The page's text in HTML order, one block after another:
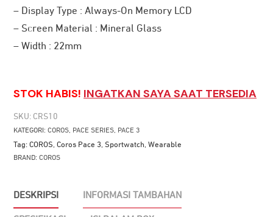
– Display Type : Always-On Memory LCD
– Screen Material : Mineral Glass
– Width : 22mm
STOK HABIS! INGATKAN SAYA SAAT TERSEDIA
SKU: CRS10
KATEGORI: COROS, PACE SERIES, PACE 3
Tag: COROS, Coros Pace 3, Sportwatch, Wearable
BRAND: COROS
DESKRIPSI INFORMASI TAMBAHAN